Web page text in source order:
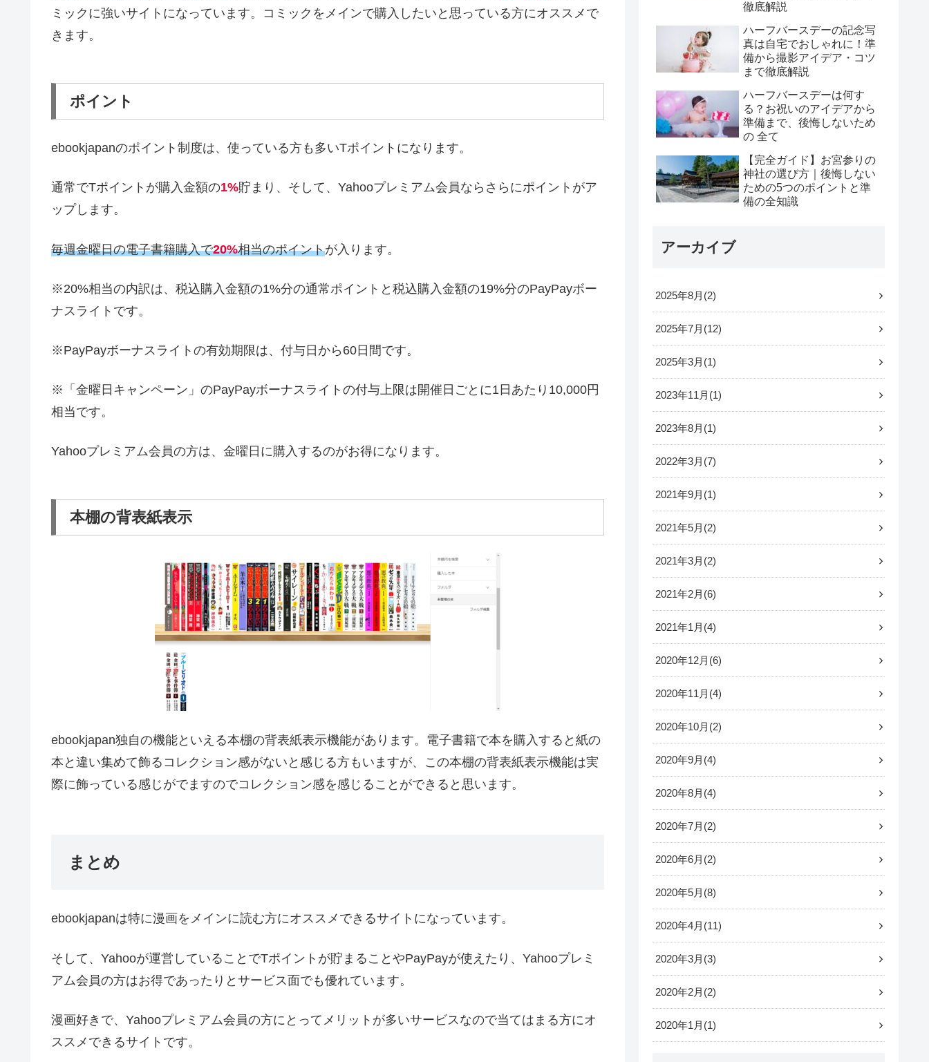
ミックに強いサイトになっています。コミックをメインで購入したいと思っている方にオススメで
きます。
ポイント
ebookjapanのポイント制度は、使っている方も多いTポイントになります。
通常でTポイントが購入金額の1%貯まり、そして、 Yahooプレミアム会員ならさらにポイントがア
ップします。
毎週金曜日の電子書籍購入で20%相当のポイントが入ります。
※20%相当の内訳は、税込購入金額の1%分の通常ポイントと税込購入金額の19%分のPayPayボー
ナスライトです。
※PayPayボーナスライトの有効期限は、付与日から 60 日間です。
※ 「金曜日キャンペーン」のPayPayボーナスライトの付与上限は開催日ごとに1 日あたり 10,000円
相当です。
Yahooプレミアム会員の方は、金曜日に購入するのがお得になります。
本棚の背表紙表示
ebookjapan独自の機能といえる本棚の背表紙表示機能があります。電子書籍で本を購入すると紙の
本と違い集めて飾るコレクション感がないと感じる方もいますが、この本棚の背表紙表示機能は実
際に飾っている感じがでますのでコレクション感を感じることができると思います。
まとめ
ebookjapanは特に漫画をメインに読む方にオススメできるサイトになっています。
そして、 Yahooが運営していることでTポイントが貯まることやPayPayが使えたり、 Yahooプレミ
アム会員の方はお得であったりとサービス面でも優れています。
漫画好きで、 Yahooプレミアム会員の方にとってメリットが多いサービスなので当てはまる方にオ
ススメできるサイトです。
徹底解説
ハーフバースデーの記念写
真は自宅でおしゃれに！準
備から撮影アイデア・コツ
まで徹底解説
ハーフバースデーは何す
る？お祝いのアイデアから
準備まで、後悔しないため
の 全て
【完全ガイド】お宮参りの
神社の選び方｜後悔しない
ための5つのポイントと準
備の全知識
アーカイブ
2025年8月 2
2025年7月 12
2025年3月 1
2023年11月 1
2023年8月 1
2022年3月 7
2021年9月 1
2021年5月 2
2021年3月 2
2021年2月 6
2021年1月 4
2020年12月 6
2020年11月 4
2020年10月 2
2020年9月 4
2020年8月 4
2020年7月 2
2020年6月 2
2020年5月 8
2020年4月 11
2020年3月 3
2020年2月 2
2020年1月 1